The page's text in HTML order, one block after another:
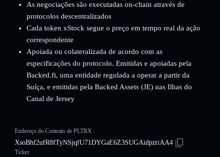
As negociações são executadas on-chain através de
protocolos descentralizados
Cada token xStock segue o preço em tempo real da ação
correspondente
Apoiada ou colateralizada de acordo com as
especificações do protocolo. Emitidas e apoiadas pela
Backed.fi, uma entidade regulada a operar a partir da
Suíça, e emitidas pela Backed Assets (JE) nas Ilhas do
Canal de Jersey
Endereço do Contrato de PLTRX
XsoBhf2ufR8fTyNSjqfU71DYGaE6Z3SUGAidpzriAA4
Ticker